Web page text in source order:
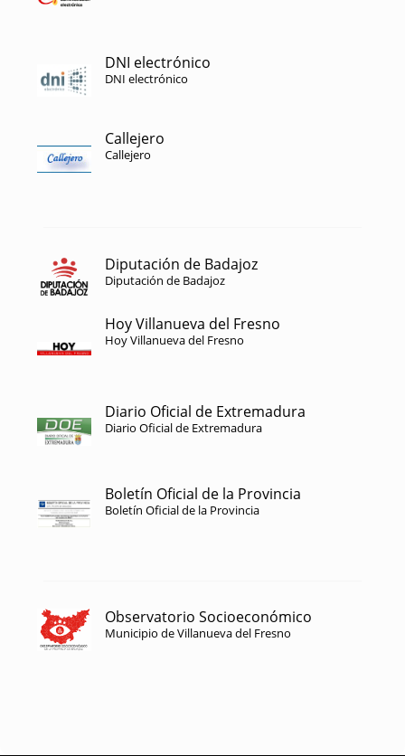
DNI electrónico
DNI electrónico
Callejero
Callejero
Diputación de Badajoz
Diputación de Badajoz
Hoy Villanueva del Fresno
Hoy Villanueva del Fresno
Diario Oficial de Extremadura
Diario Oficial de Extremadura
Boletín Oficial de la Provincia
Boletín Oficial de la Provincia
Observatorio Socioeconómico
Municipio de Villanueva del Fresno